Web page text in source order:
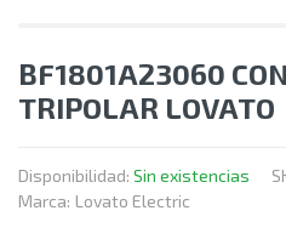
BF1801A23060
TRIPOLAR LOVATO
Disponibilidad: Sin existencias
Marca: Lovato Electric